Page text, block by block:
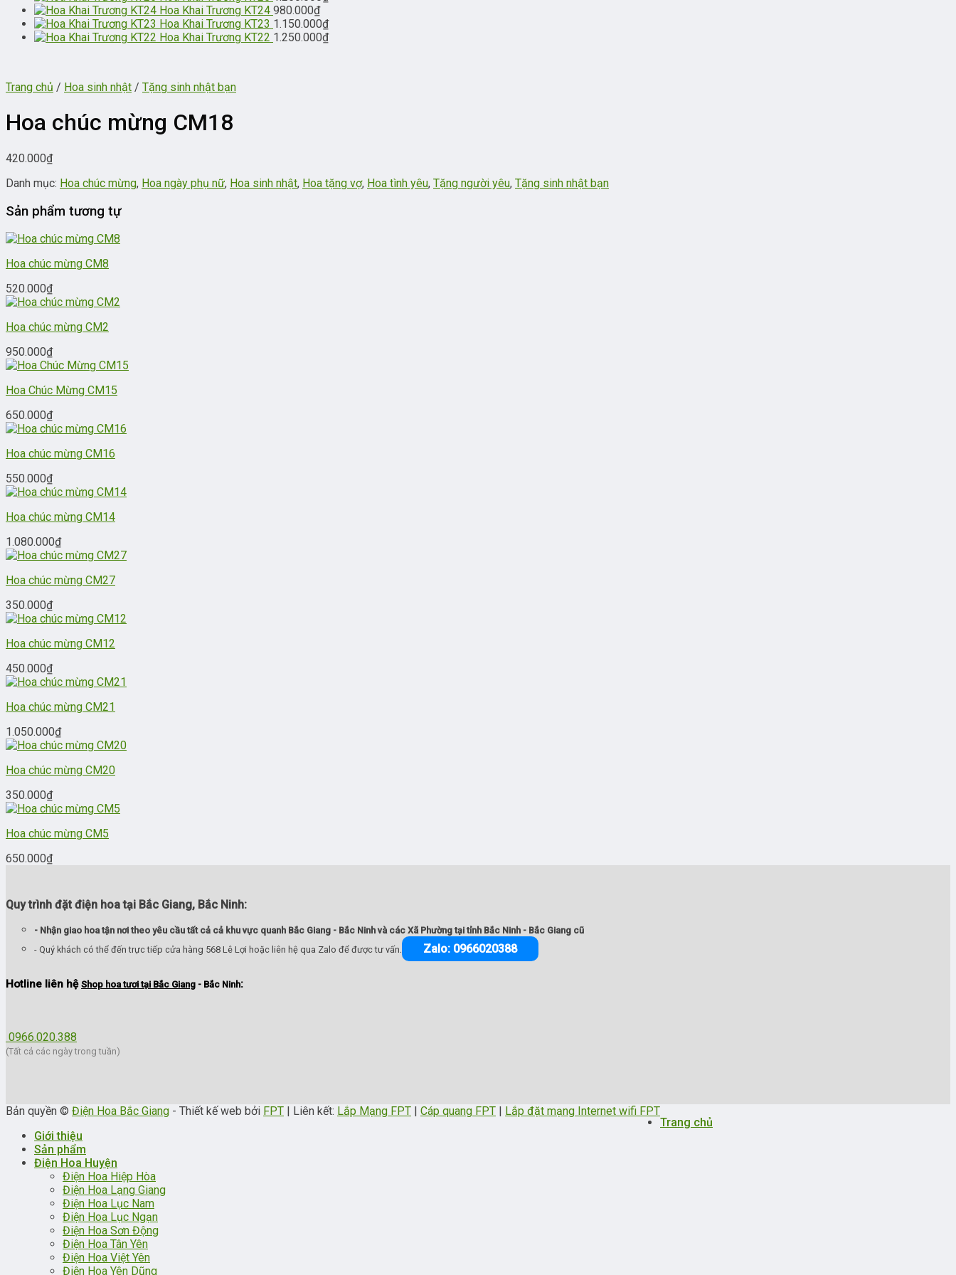
Hoa Khai Trương KT24 980.000₫
Hoa Khai Trương KT23 1.150.000₫
Hoa Khai Trương KT22 1.250.000₫
Trang chủ / Hoa sinh nhật / Tặng sinh nhật bạn
Hoa chúc mừng CM18
420.000₫
Danh mục: Hoa chúc mừng, Hoa ngày phụ nữ, Hoa sinh nhật, Hoa tặng vợ, Hoa tình yêu, Tặng người yêu, Tặng sinh nhật bạn
Sản phẩm tương tự
Hoa chúc mừng CM8
520.000₫
Hoa chúc mừng CM2
950.000₫
Hoa Chúc Mừng CM15
650.000₫
Hoa chúc mừng CM16
550.000₫
Hoa chúc mừng CM14
1.080.000₫
Hoa chúc mừng CM27
350.000₫
Hoa chúc mừng CM12
450.000₫
Hoa chúc mừng CM21
1.050.000₫
Hoa chúc mừng CM20
350.000₫
Hoa chúc mừng CM5
650.000₫
Quy trình đặt điện hoa tại Bắc Giang, Bắc Ninh:
- Nhận giao hoa tận nơi theo yêu cầu tất cả cả khu vực quanh Bắc Giang - Bắc Ninh và các Xã Phường tại tỉnh Bắc Ninh - Bắc Giang cũ
- Quý khách có thể đến trực tiếp cửa hàng 568 Lê Lợi hoặc liên hệ qua Zalo để được tư vấn. Zalo: 0966020388
Hotline liên hệ Shop hoa tươi tại Bắc Giang - Bắc Ninh:
0966.020.388
(Tất cả các ngày trong tuần)
Bản quyền © Điện Hoa Bắc Giang - Thiết kế web bởi FPT | Liên kết: Lắp Mạng FPT | Cáp quang FPT | Lắp đặt mạng Internet wifi FPT
Trang chủ
Giới thiệu
Sản phẩm
Điện Hoa Huyện
Điện Hoa Hiệp Hòa
Điện Hoa Lạng Giang
Điện Hoa Lục Nam
Điện Hoa Lục Ngạn
Điện Hoa Sơn Động
Điện Hoa Tân Yên
Điện Hoa Việt Yên
Điện Hoa Yên Dũng